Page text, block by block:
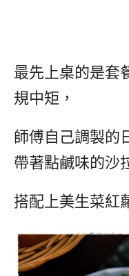
最先上桌的是套
規中矩，
師傅自己調製的
帶著點鹹味的沙
搭配上美生菜紅